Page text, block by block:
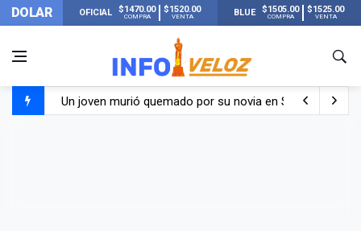
DOLAR OFICIAL $1470.00
COMPRA
$1520.00
VENTA BLUE $1505.00
COMPRA
$1525.00
VENTA
Un joven murió quemado por su novia en San Luis: